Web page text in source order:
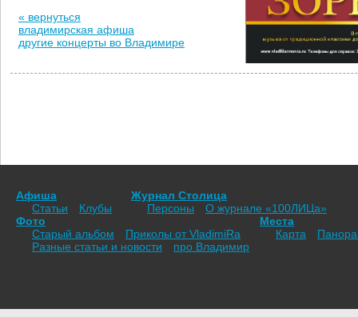
« вернуться
владимирская афиша
другие концерты во Владимире
Афиша
Статьи
Клубы
Журнал Столица
Персоны
О журнале «100ЛИЦа»
Фото
Старый альбом
Приколы от VladimiRа
Места
Карта
Разные статьи и новости
про Владимир